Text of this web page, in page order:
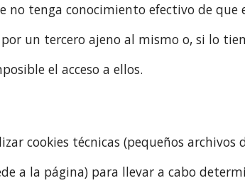
no tenga conocimiento efectivo de
un tercero ajeno al mismo o, si lo
el acceso a ellos.
cookies técnicas (pequeños
a la página) para llevar a cabo